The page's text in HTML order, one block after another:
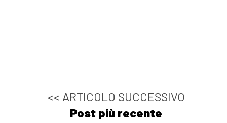
<< ARTICOLO SUCCESSIVO
Post più recente